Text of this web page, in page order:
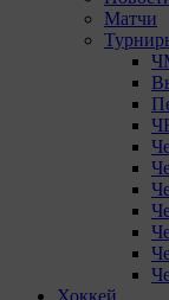
Матчи
Хоккей